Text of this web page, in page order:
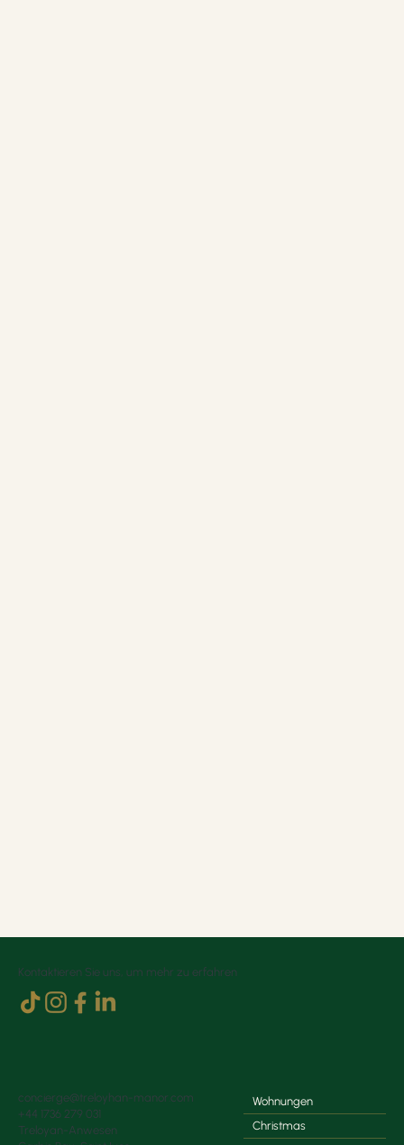
Kontaktieren Sie uns, um mehr zu erfahren
concierge@treloyhan-manor.com
+44 1736 279 031
Treloyan-Anwesen
Wohnungen
Christmas